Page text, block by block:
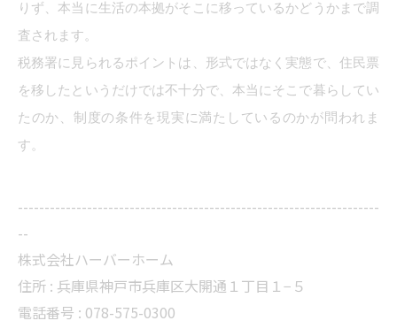
りず、本当に生活の本拠がそこに移っているかどうかまで調
査されます。
税務署に見られるポイントは、形式ではなく実態で、住民票
を移したというだけでは不十分で、本当にそこで暮らしてい
たのか、制度の条件を現実に満たしているのかが問われま
す。
--------------------------------------------------------------------
--
株式会社ハーバーホーム
住所 : 兵庫県神戸市兵庫区大開通１丁目１−５
電話番号 : 078-575-0300